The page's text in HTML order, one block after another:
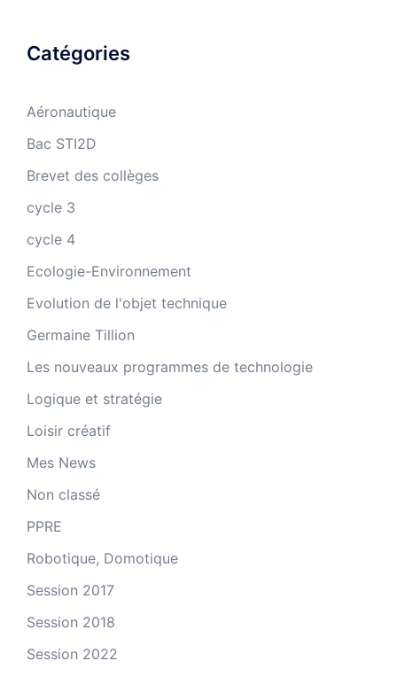
Catégories
Aéronautique
Bac STI2D
Brevet des collèges
cycle 3
cycle 4
Ecologie-Environnement
Evolution de l'objet technique
Germaine Tillion
Les nouveaux programmes de technologie
Logique et stratégie
Loisir créatif
Mes News
Non classé
PPRE
Robotique, Domotique
Session 2017
Session 2018
Session 2022